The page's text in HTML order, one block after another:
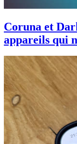
Coruna et
appareils qui